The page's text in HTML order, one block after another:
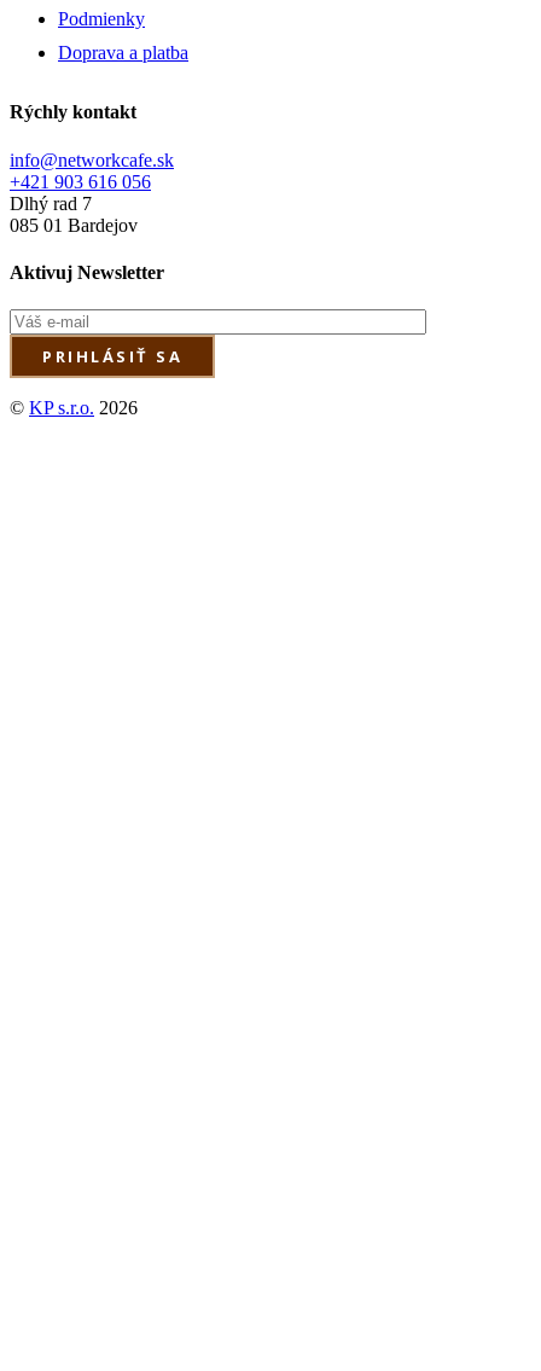
Podmienky
Doprava a platba
Rýchly kontakt
info@networkcafe.sk
+421 903 616 056
Dlhý rad 7
085 01 Bardejov
Aktivuj Newsletter
© KP s.r.o. 2026